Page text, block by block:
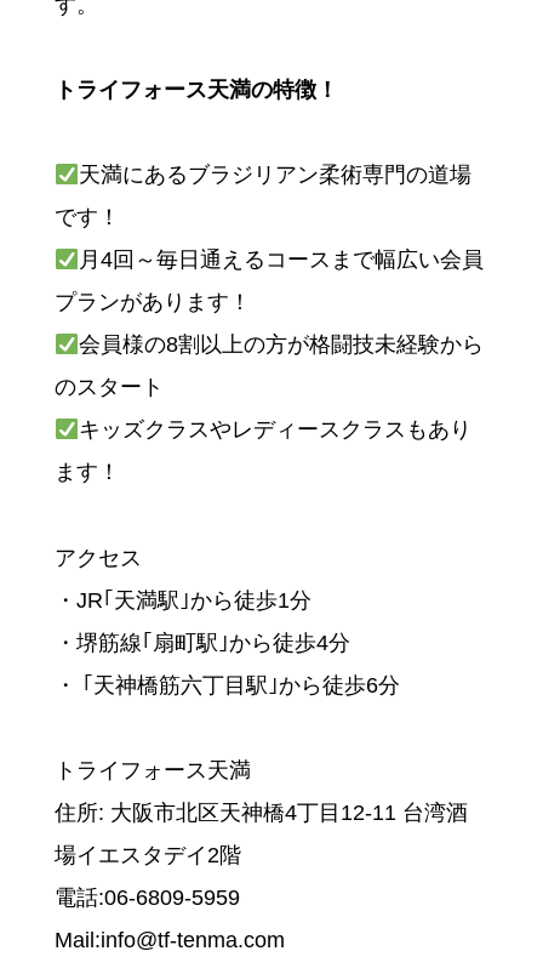
トライフォース天満の特徴！
天満にあるブラジリアン柔術専門の道場
です！
月4回～毎日通えるコースまで幅広い会員
プランがあります！
会員様の8割以上の方が格闘技未経験から
のスタート
キッズクラスやレディースクラスもあり
ます！
アクセス
・JR｢天満駅｣から徒歩1分
・堺筋線｢扇町駅｣から徒歩4分
・ ｢天神橋筋六丁目駅｣から徒歩6分
トライフォース天満
住所: 大阪市北区天神橋4丁目12-11 台湾酒
場イエスタデイ2階
電話:06-6809-5959
Mail:info@tf-tenma.com